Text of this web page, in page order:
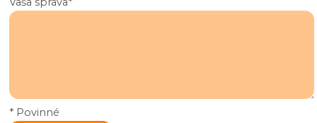
* Povinné